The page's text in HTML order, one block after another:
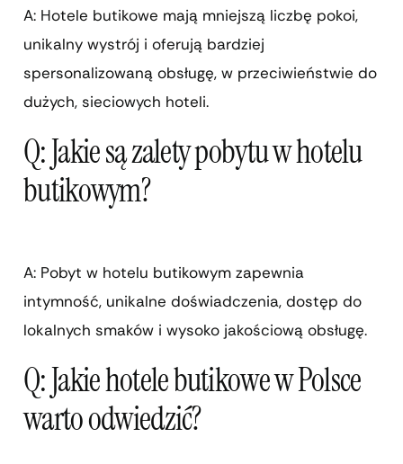
A: Hotele butikowe mają mniejszą liczbę pokoi,
unikalny wystrój i oferują bardziej
spersonalizowaną obsługę, w przeciwieństwie do
dużych, sieciowych hoteli.
Q: Jakie są zalety pobytu w hotelu
butikowym?
A: Pobyt w hotelu butikowym zapewnia
intymność, unikalne doświadczenia, dostęp do
lokalnych smaków i wysoko jakościową obsługę.
Q: Jakie hotele butikowe w Polsce
warto odwiedzić?